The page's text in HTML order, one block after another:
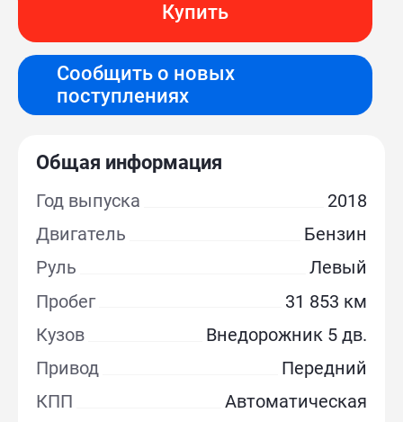
Купить
Сообщить о новых
поступлениях
Общая информация
Год выпуска
2018
Двигатель
Бензин
Руль
Левый
Пробег
31 853 км
Кузов
Внедорожник 5 дв.
Привод
Передний
КПП
Автоматическая